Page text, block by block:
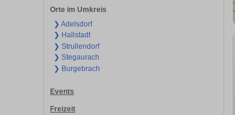
Orte im Umkreis
❯ Adelsdorf
❯ Hallstadt
❯ Strullendorf
❯ Stegaurach
❯ Burgebrach
Events
Freizeit